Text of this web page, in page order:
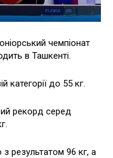
чемпіонат
в Ташкенті.
категорії до 55 кг.
рекорд серед
результатом 96 кг, а